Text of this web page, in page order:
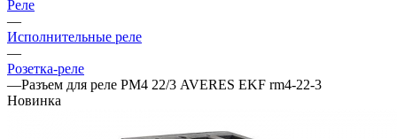
Реле
—
Исполнительные реле
—
Розетка-реле
—Разъем для реле РМ4 22/3 AVERES EKF rm4-22-3
Новинка